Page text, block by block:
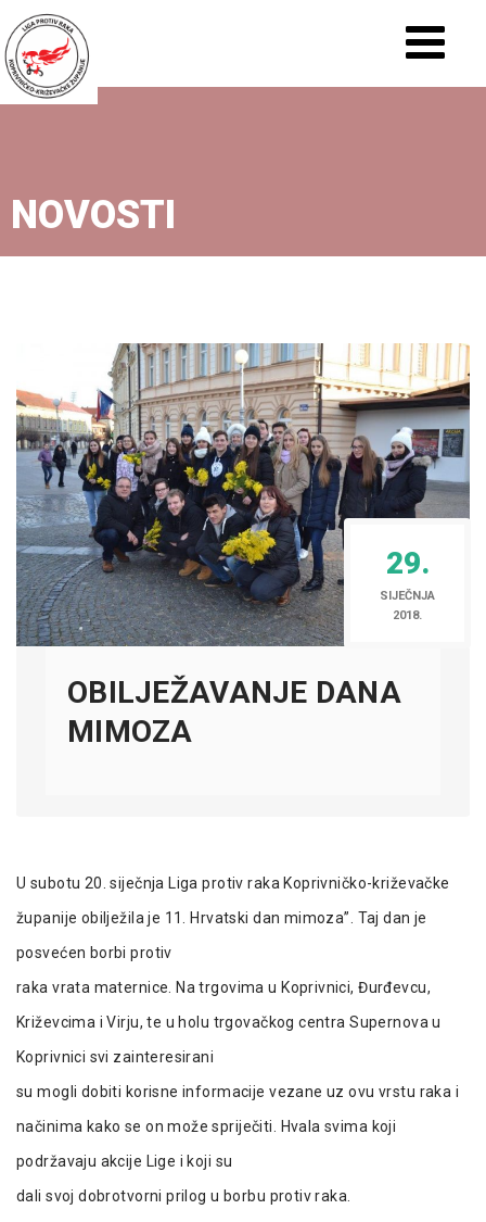
NOVOSTI
29.
SIJEČNJA
2018.
OBILJEŽAVANJE DANA
MIMOZA
U subotu 20. siječnja Liga protiv raka Koprivničko-križevačke
županije obilježila je 11. Hrvatski dan mimoza”. Taj dan je
posvećen borbi protiv
raka vrata maternice. Na trgovima u Koprivnici, Đurđevcu,
Križevcima i Virju, te u holu trgovačkog centra Supernova u
Koprivnici svi zainteresirani
su mogli dobiti korisne informacije vezane uz ovu vrstu raka i
načinima kako se on može spriječiti. Hvala svima koji
podržavaju akcije Lige i koji su
dali svoj dobrotvorni prilog u borbu protiv raka.